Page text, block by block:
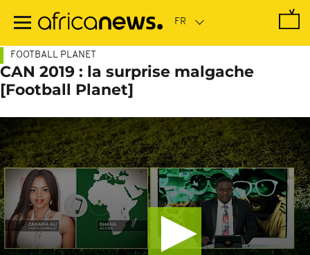
contenu
FOOTBALL PLANET
CAN 2019 : la surprise malgache
[Football Planet]